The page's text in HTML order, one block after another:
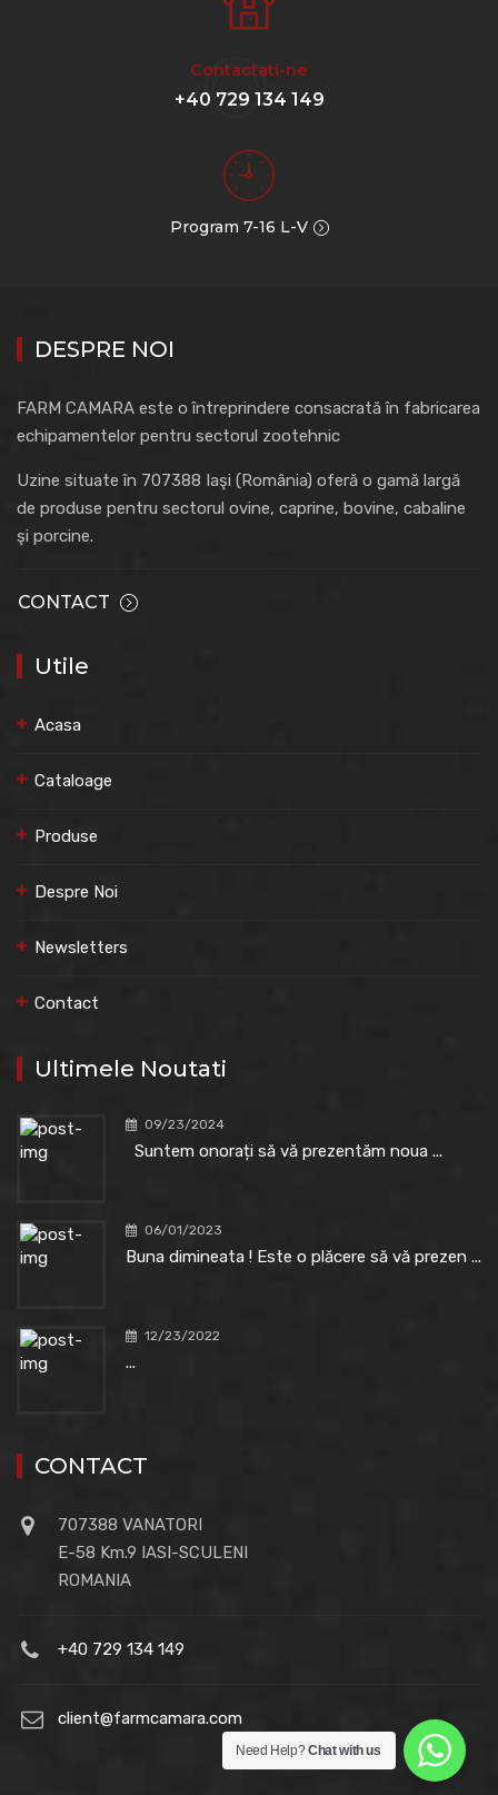
Contactati-ne
+40 729 134 149
Program 7-16 L-V
DESPRE NOI
FARM CAMARA este o întreprindere consacrată în fabricarea
echipamentelor pentru sectorul zootehnic
Uzine situate în 707388 Iaşi (România) oferă o gamă largă
de produse pentru sectorul ovine, caprine, bovine, cabaline
şi porcine.
CONTACT
Utile
Acasa
Cataloage
Produse
Despre Noi
Newsletters
Contact
Ultimele Noutati
09/23/2024
Suntem onorați să vă prezentăm noua ...
06/01/2023
Buna dimineata ! Este o plăcere să vă prezen ...
12/23/2022
...
CONTACT
707388 VANATORI
E-58 Km.9 IASI-SCULENI
ROMANIA
+40 729 134 149
client@farmcamara.com
Need Help?Chat with us